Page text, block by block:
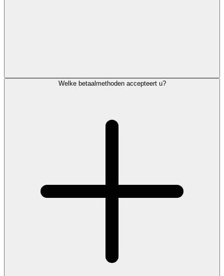
Welke betaalmethoden accepteert u?